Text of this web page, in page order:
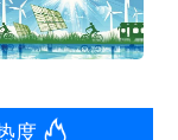
持续或反
性的结构性
物流节点
度